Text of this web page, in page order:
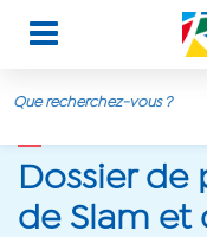
Dossier de
de Slam et